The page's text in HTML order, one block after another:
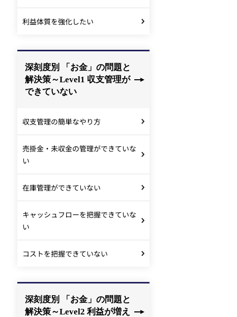
利益体質を強化したい
深刻度別 「お金」の問題と
解決策～Level1 収支管理が
できていない
収支管理の簡単なやり方
売掛金・未収金の管理ができていな
い
在庫管理ができていない
キャッシュフローを把握できていな
い
コストを把握できていない
深刻度別 「お金」の問題と
解決策～Level2 利益が増え